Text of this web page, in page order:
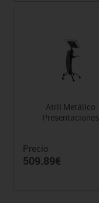
Atril Metálico
Presentaciones
Precio
509.89€